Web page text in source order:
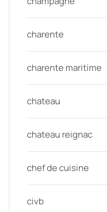
charente
charente maritime
chateau
chateau reignac
chef de cuisine
civb